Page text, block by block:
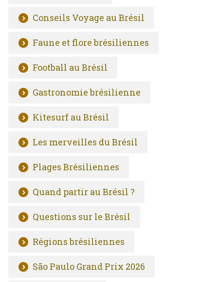
Conseils Voyage au Brésil
Faune et flore brésiliennes
Football au Brésil
Gastronomie brésilienne
Kitesurf au Brésil
Les merveilles du Brésil
Plages Brésiliennes
Quand partir au Brésil ?
Questions sur le Brésil
Régions brésiliennes
São Paulo Grand Prix 2026